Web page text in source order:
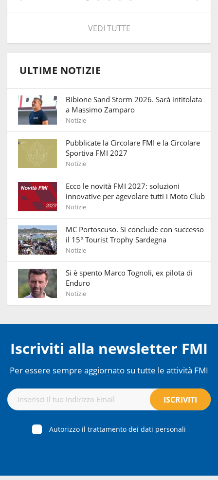
VEDI TUTTE
ULTIME NOTIZIE
Bibione Sand Storm 2026. Sarà intitolata
a Massimo Zamparo
Notizie
Pubblicate la Circolare FMI e la Circolare
Sportiva FMI 2027
Notizie
Ecco le novità FMI 2027: soluzioni
innovative per agevolare tutti i Moto Club
Notizie
MC Portoscuso. Si conclude con successo
il 15° Tourist Trophy Sardegna
Notizie
Si è spento Marco Tognoli, ex pilota di
Enduro
Notizie
Iscriviti alla newsletter FMI
Per essere sempre aggiornato su tutte le attività FMI
Autorizzo il trattamento dei dati personali